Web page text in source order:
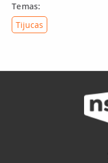
Temas:
Tijucas